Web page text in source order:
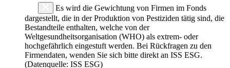
Es wird die Gewichtung von Firmen im Fonds
dargestellt, die in der Produktion von Pestiziden tätig sind, die
Bestandteile enthalten, welche von der
Weltgesundheitsorganisation (WHO) als extrem- oder
hochgefährlich eingestuft werden. Bei Rückfragen zu den
Firmendaten, wenden Sie sich bitte direkt an ISS ESG.
(Datenquelle: ISS ESG)